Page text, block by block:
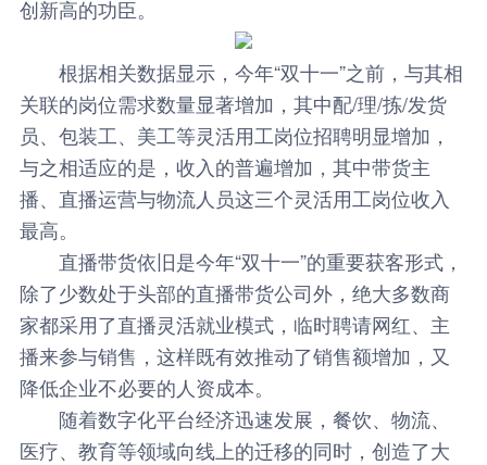
创新高的功臣。
根据相关数据显示，今年“双十一”之前，与其相
关联的岗位需求数量显著增加，其中配/理/拣/发货
员、包装工、美工等灵活用工岗位招聘明显增加，
与之相适应的是，收入的普遍增加，其中带货主
播、直播运营与物流人员这三个灵活用工岗位收入
最高。
直播带货依旧是今年“双十一”的重要获客形式，
除了少数处于头部的直播带货公司外，绝大多数商
家都采用了直播灵活就业模式，临时聘请网红、主
播来参与销售，这样既有效推动了销售额增加，又
降低企业不必要的人资成本。
随着数字化平台经济迅速发展，餐饮、物流、
医疗、教育等领域向线上的迁移的同时，创造了大